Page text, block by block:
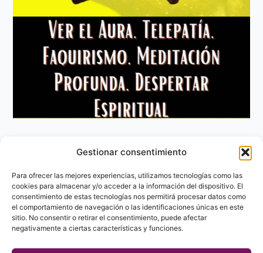
Gestionar consentimiento
Para ofrecer las mejores experiencias, utilizamos tecnologías como las
cookies para almacenar y/o acceder a la información del dispositivo. El
consentimiento de estas tecnologías nos permitirá procesar datos como
el comportamiento de navegación o las identificaciones únicas en este
sitio. No consentir o retirar el consentimiento, puede afectar
negativamente a ciertas características y funciones.
Aviso Legal
Política de privacidad
Política de Cookies
Contacto